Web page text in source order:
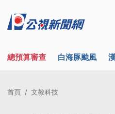
總預算審查 白海豚颱風
首頁 文教科技